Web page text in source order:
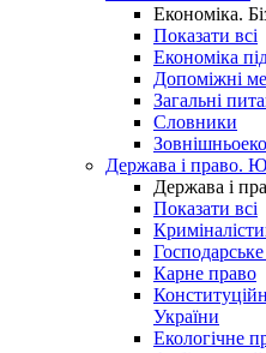
Економіка.
Показати всі
Економіка
Допоміжні
Загальні
Словники
Держава і право.
Держава і
Показати всі
Карне право
України
Екологічне